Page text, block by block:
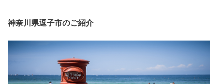
神奈川県逗子市のご紹介